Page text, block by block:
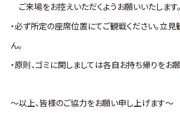
ご来場をお控えいただくようお願いいたします。
・必ず所定の座席位置にてご観戦ください。立
ん。
・原則、ゴミに関しましては各自お持ち帰りをお
～以上、皆様のご協力をお願い申し上げます～